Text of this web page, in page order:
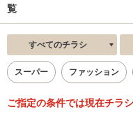
覧
すべてのチラシ
スーパー ファッション
ご指定の条件では現在チラ